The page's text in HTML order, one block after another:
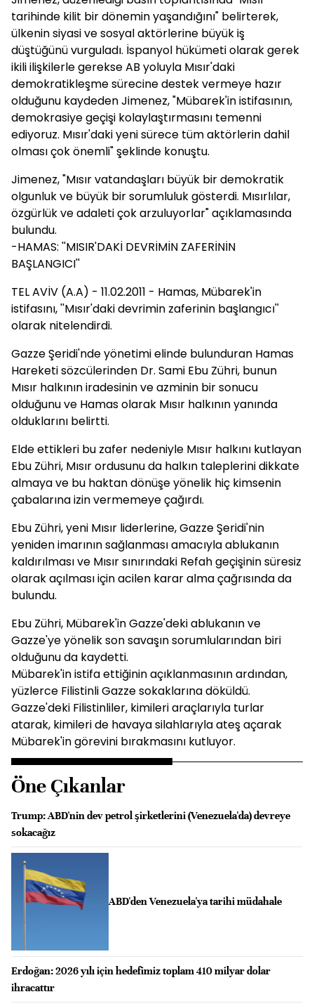
tarihinde kilit bir dönemin yaşandığını" belirterek,
ülkenin siyasi ve sosyal aktörlerine büyük iş
düştüğünü vurguladı. İspanyol hükümeti olarak gerek
ikili ilişkilerle gerekse AB yoluyla Mısır'daki
demokratikleşme sürecine destek vermeye hazır
olduğunu kaydeden Jimenez, "Mübarek'in istifasının,
demokrasiye geçişi kolaylaştırmasını temenni
ediyoruz. Mısır'daki yeni sürece tüm aktörlerin dahil
olması çok önemli" şeklinde konuştu.
Jimenez, "Mısır vatandaşları büyük bir demokratik
olgunluk ve büyük bir sorumluluk gösterdi. Mısırlılar,
özgürlük ve adaleti çok arzuluyorlar" açıklamasında
bulundu.
-HAMAS: ''MISIR'DAKİ DEVRİMİN ZAFERİNİN
BAŞLANGICI''
TEL AVİV (A.A) - 11.02.2011 - Hamas, Mübarek'in
istifasını, ''Mısır'daki devrimin zaferinin başlangıcı''
olarak nitelendirdi.
Gazze Şeridi'nde yönetimi elinde bulunduran Hamas
Hareketi sözcülerinden Dr. Sami Ebu Zühri, bunun
Mısır halkının iradesinin ve azminin bir sonucu
olduğunu ve Hamas olarak Mısır halkının yanında
olduklarını belirtti.
Elde ettikleri bu zafer nedeniyle Mısır halkını kutlayan
Ebu Zühri, Mısır ordusunu da halkın taleplerini dikkate
almaya ve bu haktan dönüşe yönelik hiç kimsenin
çabalarına izin vermemeye çağırdı.
Ebu Zühri, yeni Mısır liderlerine, Gazze Şeridi'nin
yeniden imarının sağlanması amacıyla ablukanın
kaldırılması ve Mısır sınırındaki Refah geçişinin süresiz
olarak açılması için acilen karar alma çağrısında da
bulundu.
Ebu Zühri, Mübarek'in Gazze'deki ablukanın ve
Gazze'ye yönelik son savaşın sorumlularından biri
olduğunu da kaydetti.
Mübarek'in istifa ettiğinin açıklanmasının ardından,
yüzlerce Filistinli Gazze sokaklarına döküldü.
Gazze'deki Filistinliler, kimileri araçlarıyla turlar
atarak, kimileri de havaya silahlarıyla ateş açarak
Mübarek'in görevini bırakmasını kutluyor.
Öne Çıkanlar
Trump: ABD'nin dev petrol şirketlerini (Venezuela'da) devreye
sokacağız
ABD'den Venezuela'ya tarihi müdahale
Erdoğan: 2026 yılı için hedefimiz toplam 410 milyar dolar
ihracattır